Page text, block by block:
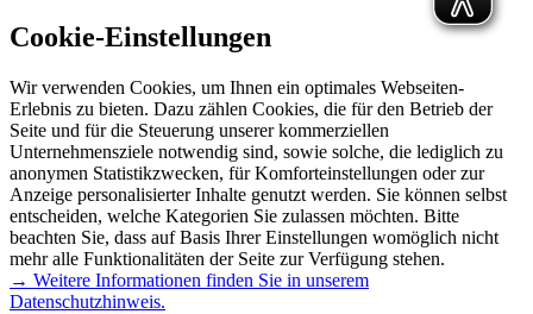
Cookie-Einstellungen
Wir verwenden Cookies, um Ihnen ein optimales Webseiten-
Erlebnis zu bieten. Dazu zählen Cookies, die für den Betrieb der
Seite und für die Steuerung unserer kommerziellen
Unternehmensziele notwendig sind, sowie solche, die lediglich zu
anonymen Statistikzwecken, für Komforteinstellungen oder zur
Anzeige personalisierter Inhalte genutzt werden. Sie können selbst
entscheiden, welche Kategorien Sie zulassen möchten. Bitte
beachten Sie, dass auf Basis Ihrer Einstellungen womöglich nicht
mehr alle Funktionalitäten der Seite zur Verfügung stehen.
→ Weitere Informationen finden Sie in unserem
Datenschutzhinweis.